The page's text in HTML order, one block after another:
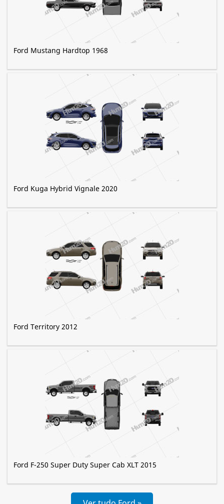
Ford Mustang Hardtop 1968
Ford Kuga Hybrid Vignale 2020
Ford Territory 2012
Ford F-250 Super Duty Super Cab XLT 2015